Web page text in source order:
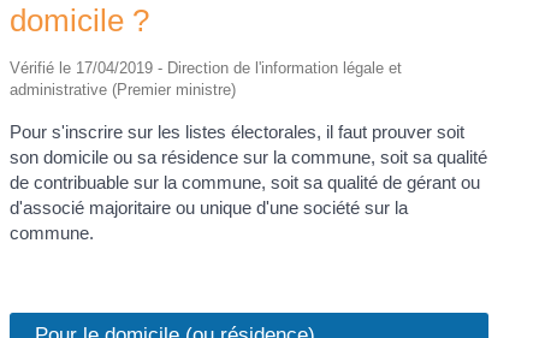
domicile ?
Vérifié le 17/04/2019 - Direction de l'information légale et
administrative (Premier ministre)
Pour s'inscrire sur les listes électorales, il faut prouver soit
son domicile ou sa résidence sur la commune, soit sa qualité
de contribuable sur la commune, soit sa qualité de gérant ou
d'associé majoritaire ou unique d'une société sur la
commune.